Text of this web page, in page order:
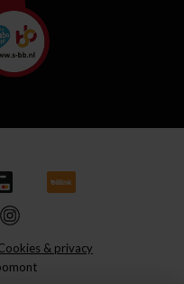
& privacy